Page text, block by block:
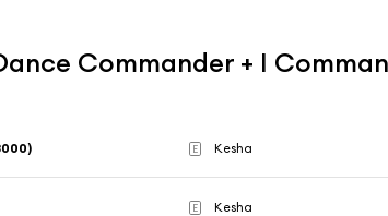
Commander + I
E Kesha
E Kesha